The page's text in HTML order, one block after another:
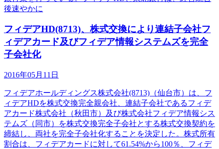
後速やかに
フィデアHD(8713)、株式交換により連結子会社フ
ィデアカード及びフィデア情報システムズを完全
子会社化
2016年05月11日
フィデアホールディングス株式会社(8713)（仙台市）は、フ
ィデアHDを株式交換完全親会社、連結子会社であるフィデ
アカード株式会社（秋田市）及び株式会社フィデア情報シス
テムズ（同市）を株式交換完全子会社とする株式交換契約を
締結し、両社を完全子会社化することを決定した。株式所有
割合は、フィデアカードに対して61.54%から100％、フィデ